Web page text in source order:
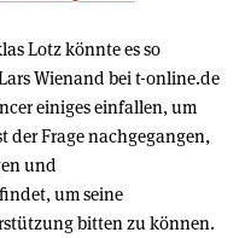
Lotz könnte es so
Wienand bei t-online.de
einiges einfallen, um
der Frage nachgegangen,
und
um seine
bitten zu können.